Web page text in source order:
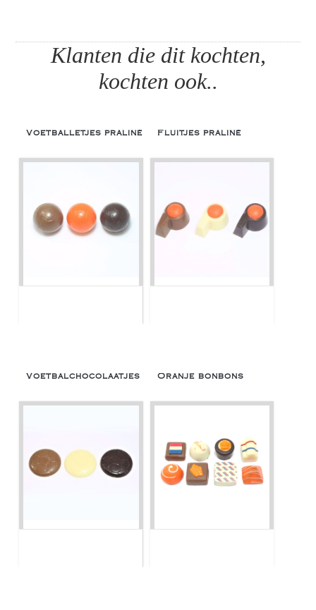
Klanten die dit kochten,
kochten ook..
Voetballetjes praliné Fluitjes praliné
Voetbalchocolaatjes Oranje bonbons